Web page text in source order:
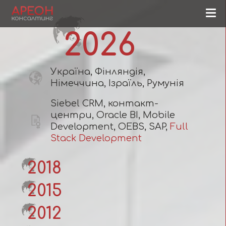
2026
Україна, Фінляндія,
Німеччина, Ізраїль, Румунія
Siebel CRM, контакт-
центри, Oracle BI, Mobile
Development, OEBS, SAP, Full
Stack Development
2018
2015
2012